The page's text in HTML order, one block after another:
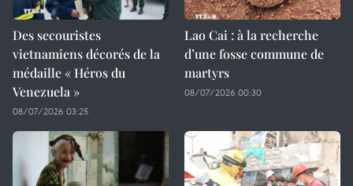
Des secouristes
vietnamiens décorés de la
médaille « Héros du
Venezuela »
08/07/2026 03:25
Lao Cai : à la recherche
d’une fosse commune de
martyrs
08/07/2026 00:30